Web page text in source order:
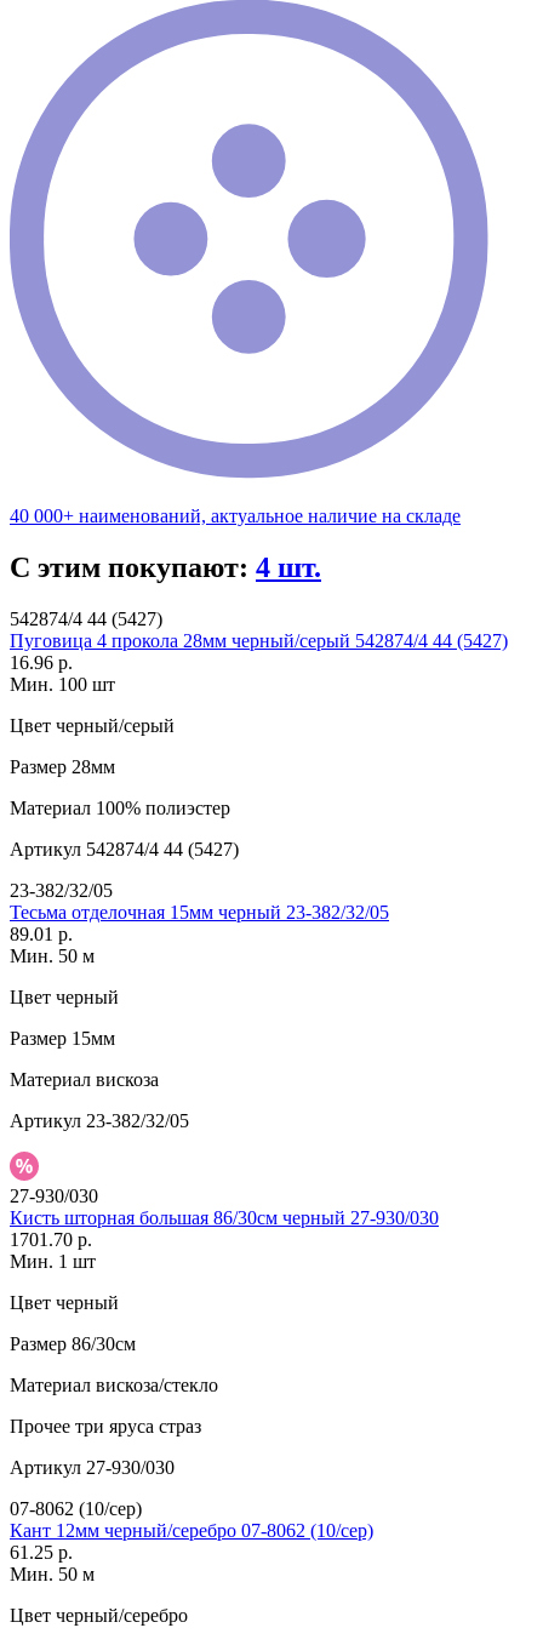
40 000+ наименований, актуальное наличие на складе
С этим покупают: 4 шт.
542874/4 44 (5427)
Пуговица 4 прокола 28мм черный/серый 542874/4 44 (5427)
16.96 р.
Мин. 100 шт
Цвет черный/серый
Размер 28мм
Материал 100% полиэстер
Артикул 542874/4 44 (5427)
23-382/32/05
Тесьма отделочная 15мм черный 23-382/32/05
89.01 р.
Мин. 50 м
Цвет черный
Размер 15мм
Материал вискоза
Артикул 23-382/32/05
27-930/030
Кисть шторная большая 86/30см черный 27-930/030
1701.70 р.
Мин. 1 шт
Цвет черный
Размер 86/30см
Материал вискоза/стекло
Прочее три яруса страз
Артикул 27-930/030
07-8062 (10/сер)
Кант 12мм черный/серебро 07-8062 (10/сер)
61.25 р.
Мин. 50 м
Цвет черный/серебро